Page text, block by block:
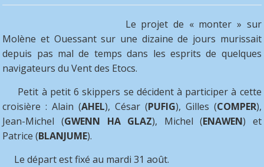
Le projet de « monter » sur
Molène et Ouessant sur une dizaine de jours murissait
depuis pas mal de temps dans les esprits de quelques
navigateurs du Vent des Etocs.
Petit à petit 6 skippers se décident à participer à cette
croisière : Alain (AHEL), César (PUFIG), Gilles (COMPER),
Jean-Michel (GWENN HA GLAZ), Michel (ENAWEN) et
Patrice (BLANJUME).
Le départ est fixé au mardi 31 août.